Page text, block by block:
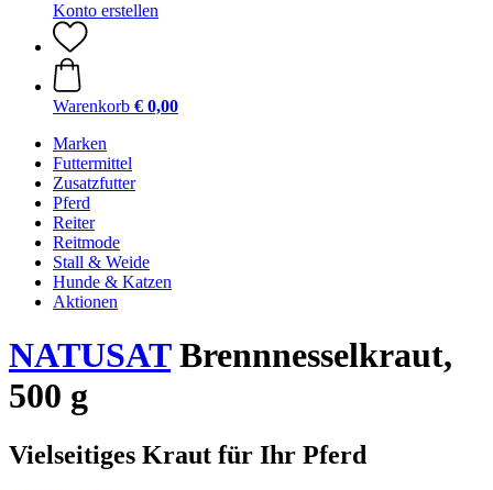
Konto erstellen
Warenkorb € 0,00
Marken
Futtermittel
Zusatzfutter
Pferd
Reiter
Reitmode
Stall & Weide
Hunde & Katzen
Aktionen
NATUSATBrennnesselkraut,
500 g
Vielseitiges Kraut für Ihr Pferd